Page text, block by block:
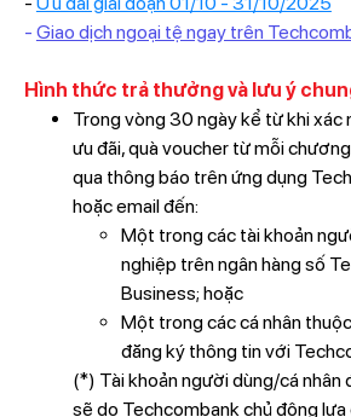
- Giao dịch ngoại tệ ngay trên
Hình thức trả thưởng và lưu ý
Trong vòng 30 ngày kể từ khi xác
ưu đãi, quà voucher từ mỗi
qua thông báo trên ứng dụng
hoặc email đến:
Một trong các tài khoản
nghiệp trên ngân hàng số
Business; hoặc
Một trong các cá nhân
đăng ký thông tin với
(*) Tài khoản người dùng/cá nhân
sẽ do Techcombank chủ động